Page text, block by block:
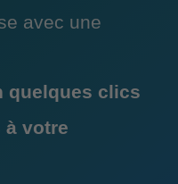
avec une
quelques clics
à votre